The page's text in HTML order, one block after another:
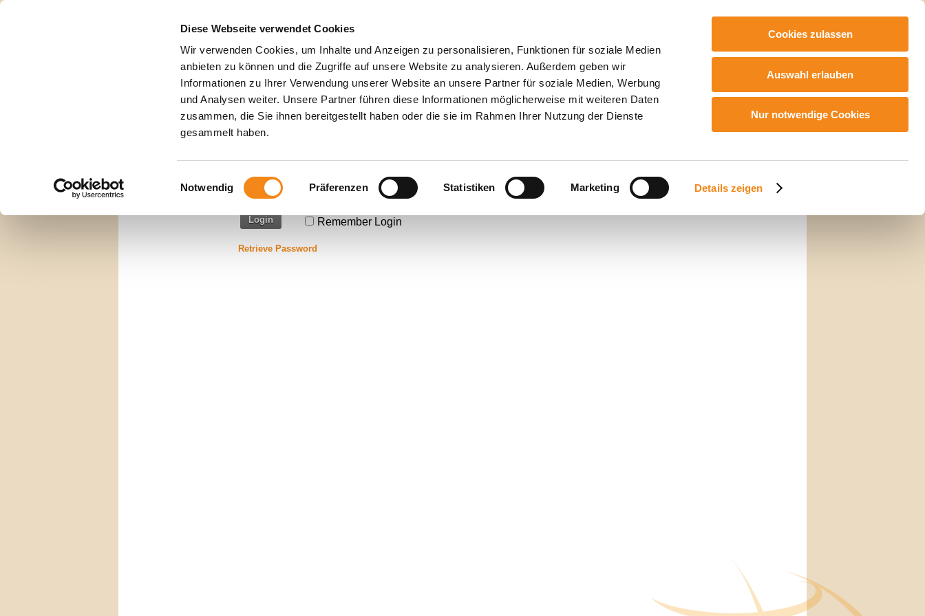
Diese Webseite verwendet Cookies
Wir verwenden Cookies, um Inhalte und Anzeigen zu personalisieren, Funktionen für soziale Medien
anbieten zu können und die Zugriffe auf unsere Website zu analysieren. Außerdem geben wir
Informationen zu Ihrer Verwendung unserer Website an unsere Partner für soziale Medien, Werbung
und Analysen weiter. Unsere Partner führen diese Informationen möglicherweise mit weiteren Daten
zusammen, die Sie ihnen bereitgestellt haben oder die sie im Rahmen Ihrer Nutzung der Dienste
gesammelt haben.
Einwilligungsauswahl
Notwendig Präferenzen Statistiken Marketing Details zeigen
Cookies zulassen
Auswahl erlauben
Nur notwendige Cookies
Kontakt Impressum Datenschutz Cookie-Einstellungen
Herbert Giersch || Werk
USER LOG IN
Password:
Login Remember Login
Retrieve Password